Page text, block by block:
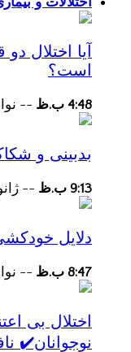
آیا اختلال
است؟
4:48 ب.ظ --
بدبینی و
9:13 ب.ظ -- ژانویه
دلایل
8:47 ب.ظ -- نوامبر
اختلال بی
نوجوانان✔️